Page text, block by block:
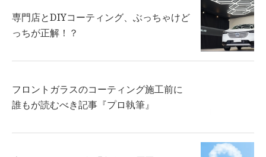
専門店とDIYコーティング、ぶっちゃけど
っちが正解！？
フロントガラスのコーティング施工前に
誰もが読むべき記事『プロ執筆』